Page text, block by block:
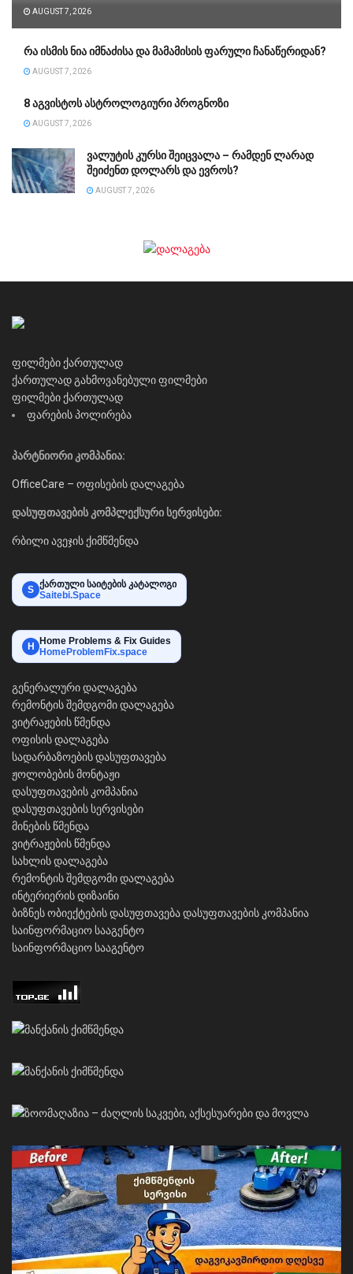
AUGUST 7, 2026
რა ისმის ნია იმნაძისა და მამამისის ფარული ჩანაწერიდან?
AUGUST 7, 2026
8 აგვისტოს ასტროლოგიური პროგნოზი
AUGUST 7, 2026
ვალუტის კურსი შეიცვალა – რამდენ ლარად
შეიძენთ დოლარს და ევროს?
AUGUST 7, 2026
ფილმები ქართულად
ქართულად გახმოვანებული ფილმები
ფილმები ქართულად
ფარების პოლირება
პარტნიორი კომპანია:
OfficeCare – ოფისების დალაგება
დასუფთავების კომპლექსური სერვისები:
რბილი ავეჯის ქიმწმენდა
S ქართული საიტების კატალოგი
Saitebi.Space
H Home Problems & Fix Guides
HomeProblemFix.space
გენერალური დალაგება
რემონტის შემდგომი დალაგება
ვიტრაჟების წმენდა
ოფისის დალაგება
სადარბაზოების დასუფთავება
ჟოლობების მონტაჟი
დასუფთავების კომპანია
დასუფთავების სერვისები
მინების წმენდა
ვიტრაჟების წმენდა
სახლის დალაგება
რემონტის შემდგომი დალაგება
ინტერიერის დიზაინი
ბიზნეს ობიექტების დასუფთავებადასუფთავების კომპანია
საინფორმაციო სააგენტო
საინფორმაციო სააგენტო